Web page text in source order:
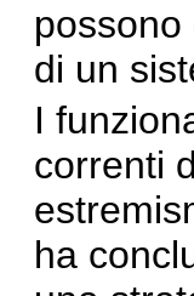
di un
I
correnti
ha